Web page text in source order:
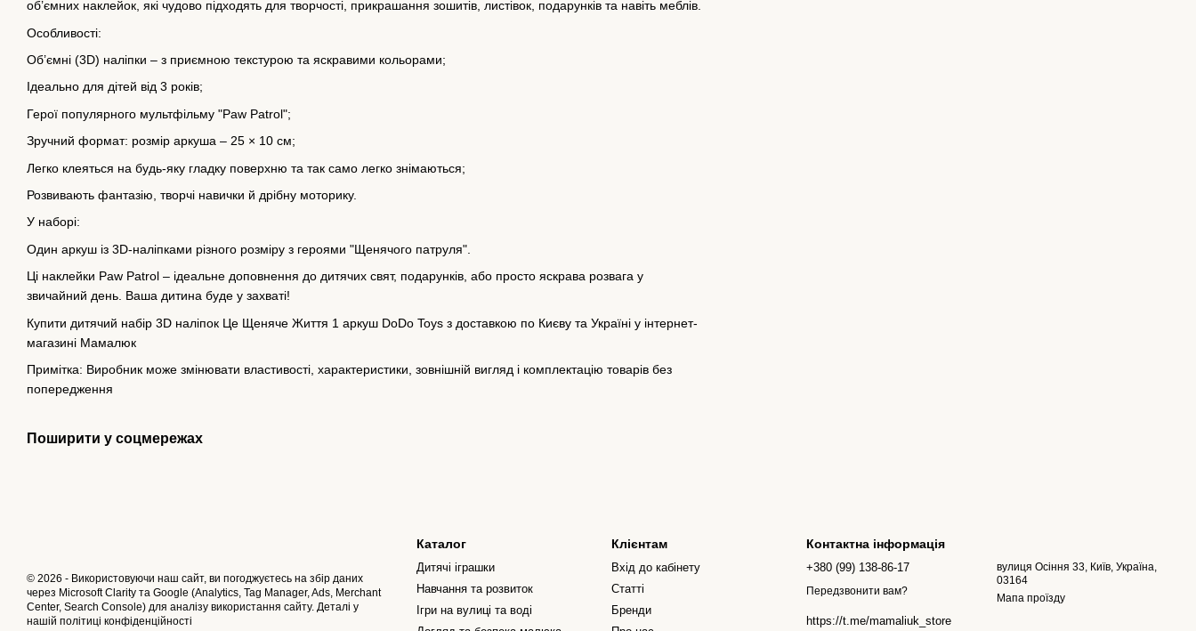
об’ємних наклейок, які чудово підходять для творчості, прикрашання зошитів, листівок, подарунків та навіть меблів.
Особливості:
Об’ємні (3D) наліпки – з приємною текстурою та яскравими кольорами;
Ідеально для дітей від 3 років;
Герої популярного мультфільму "Paw Patrol";
Зручний формат: розмір аркуша – 25 × 10 см;
Легко клеяться на будь-яку гладку поверхню та так само легко знімаються;
Розвивають фантазію, творчі навички й дрібну моторику.
У наборі:
Один аркуш із 3D-наліпками різного розміру з героями "Щенячого патруля".
Ці наклейки Paw Patrol – ідеальне доповнення до дитячих свят, подарунків, або просто яскрава розвага у
звичайний день. Ваша дитина буде у захваті!
Купити дитячий набір 3D наліпок Це Щеняче Життя 1 аркуш DoDo Toys з доставкою по Києву та Україні у інтернет-
магазині Мамалюк
Примітка: Виробник може змінювати властивості, характеристики, зовнішній вигляд і комплектацію товарів без
попередження
Поширити у соцмережах
© 2026 - Використовуючи наш сайт, ви погоджуєтесь на збір даних
через Microsoft Clarity та Google (Analytics, Tag Manager, Ads, Merchant
Center, Search Console) для аналізу використання сайту. Деталі у
нашій політиці конфіденційності
Каталог
Дитячі іграшки
Навчання та розвиток
Ігри на вулиці та воді
Клієнтам
Вхід до кабінету
Статті
Бренди
Контактна інформація
+380 (99) 138-86-17
Передзвонити вам?
https://t.me/mamaliuk_store
вулиця Осіння 33, Київ, Україна,
03164
Мапа проїзду